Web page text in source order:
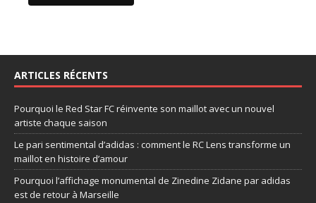
ARTICLES RÉCENTS
Pourquoi le Red Star FC réinvente son maillot avec un nouvel
artiste chaque saison
Le pari sentimental d’adidas : comment le RC Lens transforme un
maillot en histoire d’amour
Pourquoi l’affichage monumental de Zinedine Zidane par adidas
est de retour à Marseille